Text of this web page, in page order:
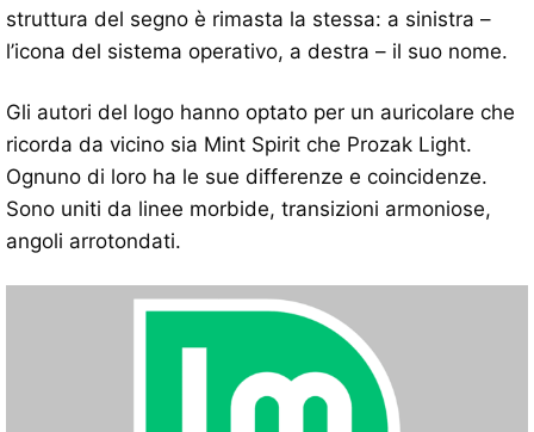
struttura del segno è rimasta la stessa: a sinistra –
l’icona del sistema operativo, a destra – il suo nome.
Gli autori del logo hanno optato per un auricolare che
ricorda da vicino sia Mint Spirit che Prozak Light.
Ognuno di loro ha le sue differenze e coincidenze.
Sono uniti da linee morbide, transizioni armoniose,
angoli arrotondati.